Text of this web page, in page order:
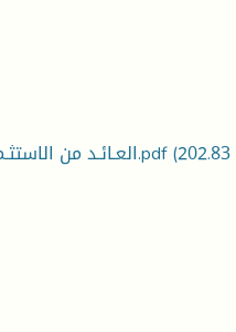
العـائـد من الاستثـمار فـي التعلـيم.pdf